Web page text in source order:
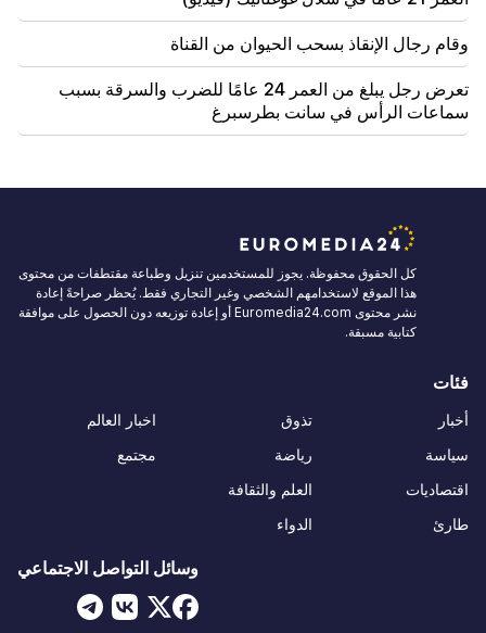
وقام رجال الإنقاذ بسحب الحيوان من القناة
تعرض رجل يبلغ من العمر 24 عامًا للضرب والسرقة بسبب
سماعات الرأس في سانت بطرسبرغ
كل الحقوق محفوظة. يجوز للمستخدمين تنزيل وطباعة مقتطفات من محتوى
هذا الموقع لاستخدامهم الشخصي وغير التجاري فقط. يُحظر صراحةً إعادة
نشر محتوى Euromedia24.com أو إعادة توزيعه دون الحصول على موافقة
كتابية مسبقة.
فئات
أخبار
سياسة
اقتصاديات
طارئ
تذوق
رياضة
العلم والثقافة
الدواء
اخبار العالم
مجتمع
وسائل التواصل الاجتماعي